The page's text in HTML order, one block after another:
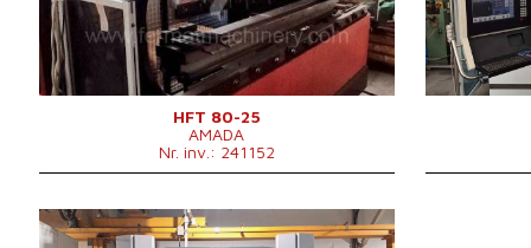
Numărul axelor acționate
4
Compensația deformării inferioare
Cursa culisei
200 mm
Geutatea mașinii
5750 kg
HFT 80-25
AMADA
Nr. inv.: 241152
Numărul
inferioare
Tipul
Geutatea
Dimensiunile
Deplasarea
Deplasarea
An fabricație:
2012